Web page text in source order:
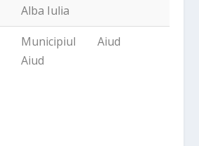
Alba Iulia
Municipiul
Aiud
Aiud